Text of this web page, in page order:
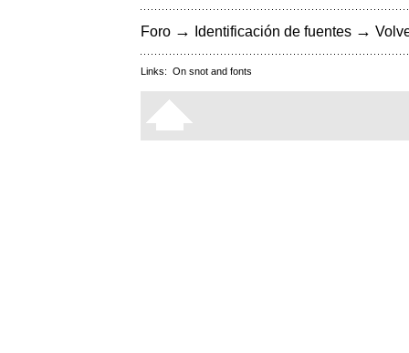
Foro → Identificación de fuentes →
Links: On snot and fonts